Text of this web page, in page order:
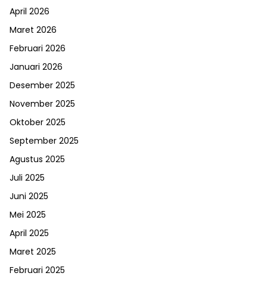
April 2026
Maret 2026
Februari 2026
Januari 2026
Desember 2025
November 2025
Oktober 2025
September 2025
Agustus 2025
Juli 2025
Juni 2025
Mei 2025
April 2025
Maret 2025
Februari 2025